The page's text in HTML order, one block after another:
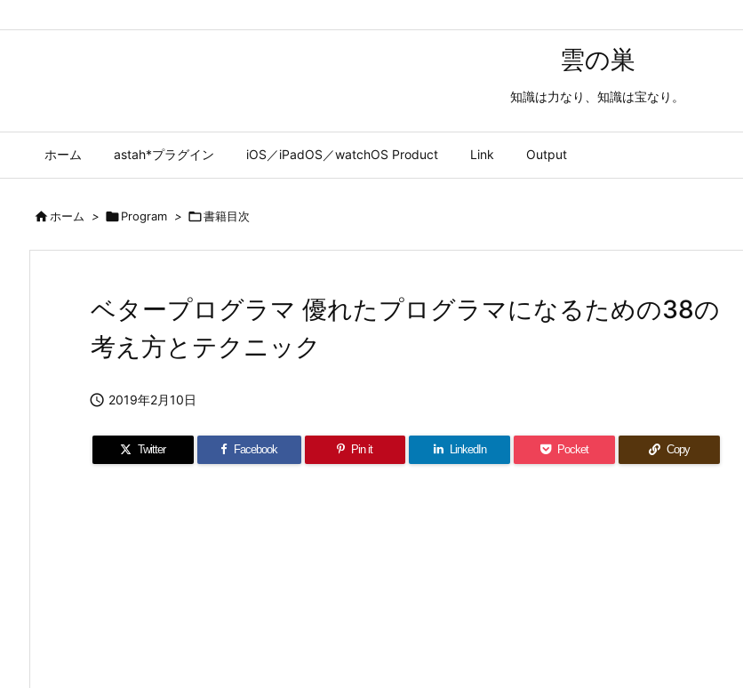
雲の巣
知識は力なり、知識は宝なり。
ホーム astah*プラグイン iOS／iPadOS／watchOS Product Link Output
ホーム > Program > 書籍目次
ベタープログラマ 優れたプログラマになるための38の
考え方とテクニック
 2019年2月10日
Twitter Facebook Pin it LinkedIn Pocket Copy